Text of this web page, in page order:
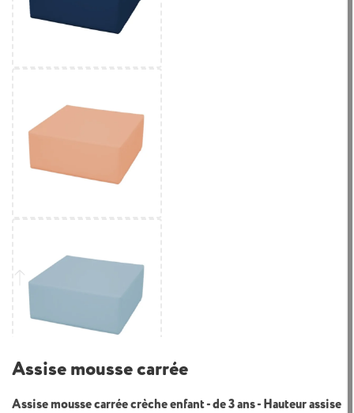
Assise mousse carrée
Assise mousse carrée crèche enfant - de 3 ans - Hauteur assise